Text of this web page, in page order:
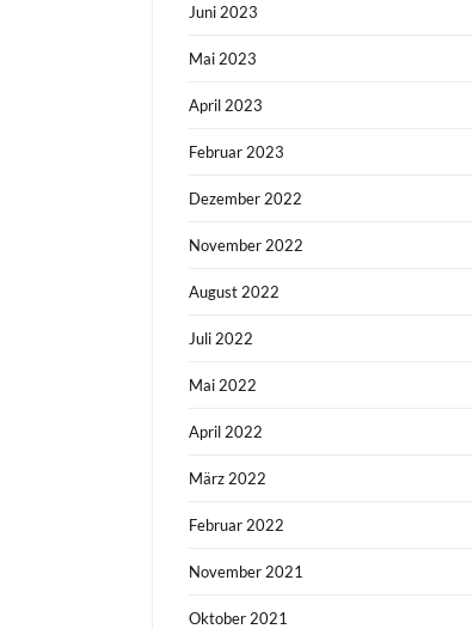
Juni 2023
Mai 2023
April 2023
Februar 2023
Dezember 2022
November 2022
August 2022
Juli 2022
Mai 2022
April 2022
März 2022
Februar 2022
November 2021
Oktober 2021